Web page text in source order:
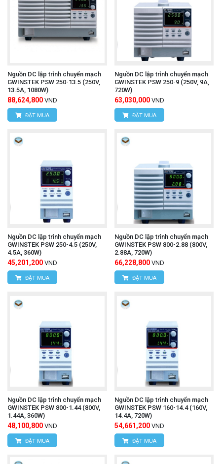
Nguồn DC lập trình chuyển mạch
GWINSTEK PSW 250-13.5 (250V,
13.5A, 1080W)
88,624,800 VND
ĐẶT MUA
Nguồn DC lập trình chuyển mạch
GWINSTEK PSW 250-9 (250V, 9A,
720W)
63,030,000 VND
ĐẶT MUA
Nguồn DC lập trình chuyển mạch
GWINSTEK PSW 250-4.5 (250V,
4.5A, 360W)
45,201,200 VND
ĐẶT MUA
Nguồn DC lập trình chuyển mạch
GWINSTEK PSW 800-2.88 (800V,
2.88A, 720W)
66,228,800 VND
ĐẶT MUA
Nguồn DC lập trình chuyển mạch
GWINSTEK PSW 800-1.44 (800V,
1.44A, 360W)
48,100,800 VND
ĐẶT MUA
Nguồn DC lập trình chuyển mạch
GWINSTEK PSW 160-14.4 (160V,
14.4A, 720W)
54,661,200 VND
ĐẶT MUA